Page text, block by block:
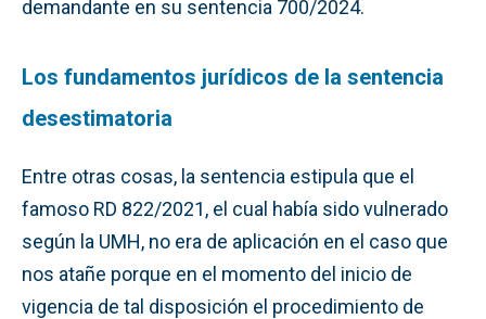
demandante en su sentencia 700/2024.
Los fundamentos jurídicos de la sentencia
desestimatoria
Entre otras cosas, la sentencia estipula que el
famoso RD 822/2021, el cual había sido vulnerado
según la UMH, no era de aplicación en el caso que
nos atañe porque en el momento del inicio de
vigencia de tal disposición el procedimiento de